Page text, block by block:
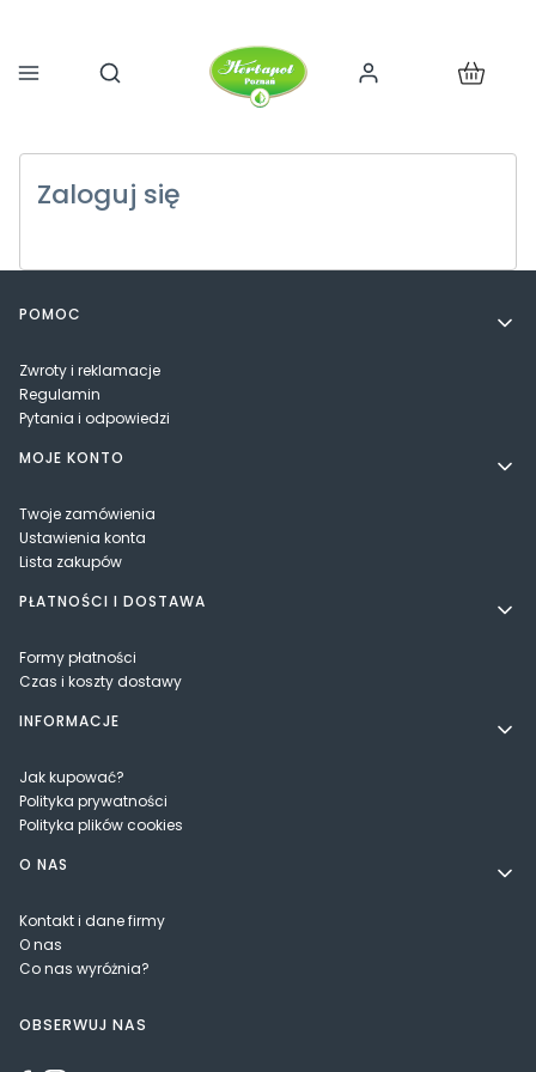
Otwórz wyszukiwarkę Produkty
Zaloguj się
Linki w stopce
POMOC
Zwroty i reklamacje
Regulamin
Pytania i odpowiedzi
MOJE KONTO
Twoje zamówienia
Ustawienia konta
Lista zakupów
PŁATNOŚCI I DOSTAWA
Formy płatności
Czas i koszty dostawy
INFORMACJE
Jak kupować?
Polityka prywatności
Polityka plików cookies
O NAS
Kontakt i dane firmy
O nas
Co nas wyróżnia?
OBSERWUJ NAS